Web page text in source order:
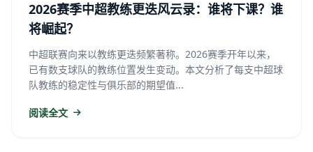
2026赛季中超教练更迭风云录：谁将下课？谁
将崛起？
中超联赛向来以教练更迭频繁著称。2026赛季开年以来，
已有数支球队的教练位置发生变动。本文分析了每支中超球
队教练的稳定性与俱乐部的期望值...
阅读全文